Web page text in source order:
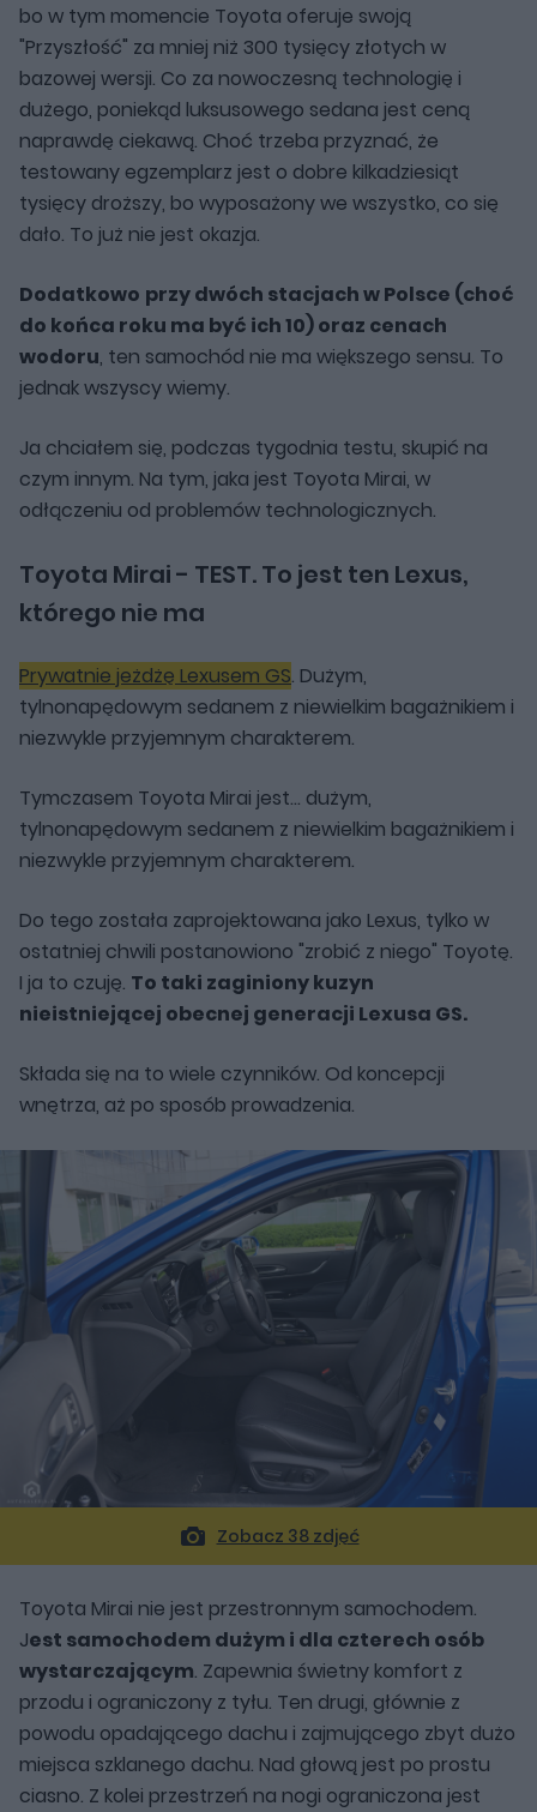
bo w tym momencie Toyota oferuje swoją
"Przyszłość" za mniej niż 300 tysięcy złotych w
bazowej wersji. Co za nowoczesną technologię i
dużego, poniekąd luksusowego sedana jest ceną
naprawdę ciekawą. Choć trzeba przyznać, że
testowany egzemplarz jest o dobre kilkadziesiąt
tysięcy droższy, bo wyposażony we wszystko, co się
dało. To już nie jest okazja.
Dodatkowo przy dwóch stacjach w Polsce (choć
do końca roku ma być ich 10) oraz cenach
wodoru, ten samochód nie ma większego sensu. To
jednak wszyscy wiemy.
Ja chciałem się, podczas tygodnia testu, skupić na
czym innym. Na tym, jaka jest Toyota Mirai, w
odłączeniu od problemów technologicznych.
Toyota Mirai - TEST. To jest ten Lexus,
którego nie ma
Prywatnie jeżdżę Lexusem GS. Dużym,
tylnonapędowym sedanem z niewielkim bagażnikiem i
niezwykle przyjemnym charakterem.
Tymczasem Toyota Mirai jest... dużym,
tylnonapędowym sedanem z niewielkim bagażnikiem i
niezwykle przyjemnym charakterem.
Do tego została zaprojektowana jako Lexus, tylko w
ostatniej chwili postanowiono "zrobić z niego" Toyotę.
I ja to czuję. To taki zaginiony kuzyn
nieistniejącej obecnej generacji Lexusa GS.
Składa się na to wiele czynników. Od koncepcji
wnętrza, aż po sposób prowadzenia.
Zobacz 38 zdjęć
Toyota Mirai nie jest przestronnym samochodem.
Jest samochodem dużym i dla czterech osób
wystarczającym. Zapewnia świetny komfort z
przodu i ograniczony z tyłu. Ten drugi, głównie z
powodu opadającego dachu i zajmującego zbyt dużo
miejsca szklanego dachu. Nad głową jest po prostu
ciasno. Z kolei przestrzeń na nogi ograniczona jest